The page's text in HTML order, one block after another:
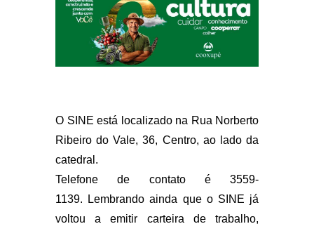
O SINE está localizado na Rua Norberto
Ribeiro do Vale, 36, Centro, ao lado da
catedral.
Telefone de contato é 3559-
1139. Lembrando ainda que o SINE já
voltou a emitir carteira de trabalho,